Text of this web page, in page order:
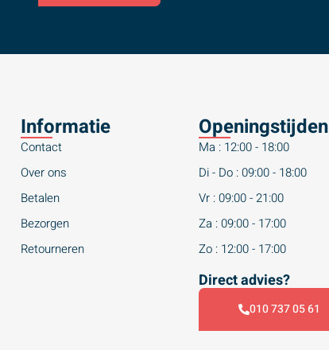
Informatie
Contact
Over ons
Betalen
Bezorgen
Retourneren
Openingstijden
Ma : 12:00 - 18:00
Di - Do : 09:00 - 18:00
Vr : 09:00 - 21:00
Za : 09:00 - 17:00
Zo : 12:00 - 17:00
Direct advies?
010 737 05 61